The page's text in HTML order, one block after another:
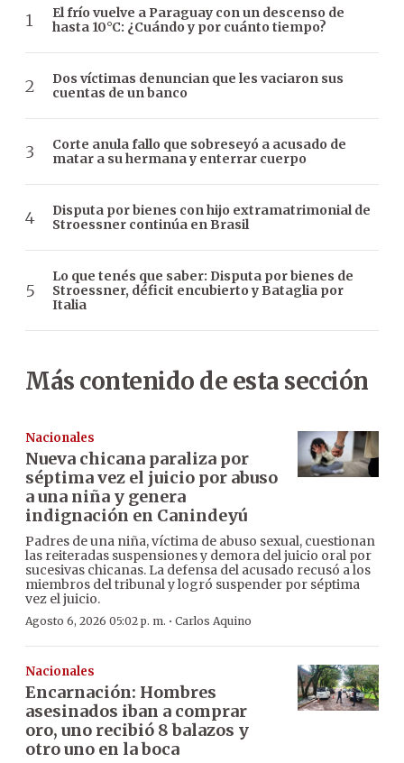
El frío vuelve a Paraguay con un descenso de
hasta 10°C: ¿Cuándo y por cuánto tiempo?
Dos víctimas denuncian que les vaciaron sus
cuentas de un banco
Corte anula fallo que sobreseyó a acusado de
matar a su hermana y enterrar cuerpo
Disputa por bienes con hijo extramatrimonial de
Stroessner continúa en Brasil
Lo que tenés que saber: Disputa por bienes de
Stroessner, déficit encubierto y Bataglia por
Italia
Más contenido de esta sección
Nacionales
Nueva chicana paraliza por
séptima vez el juicio por abuso
a una niña y genera
indignación en Canindeyú
Padres de una niña, víctima de abuso sexual, cuestionan
las reiteradas suspensiones y demora del juicio oral por
sucesivas chicanas. La defensa del acusado recusó a los
miembros del tribunal y logró suspender por séptima
vez el juicio.
Agosto 6, 2026 05:02 p. m. · Carlos Aquino
Nacionales
Encarnación: Hombres
asesinados iban a comprar
oro, uno recibió 8 balazos y
otro uno en la boca